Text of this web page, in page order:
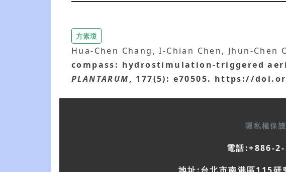
方素瓊
Hua-Chen Chang, I-Chian Chen, Jhun-Chen
compass: hydrostimulation-triggered
PLANTARUM, 177(5): e70505. https://
隱私權保
電話:+886-